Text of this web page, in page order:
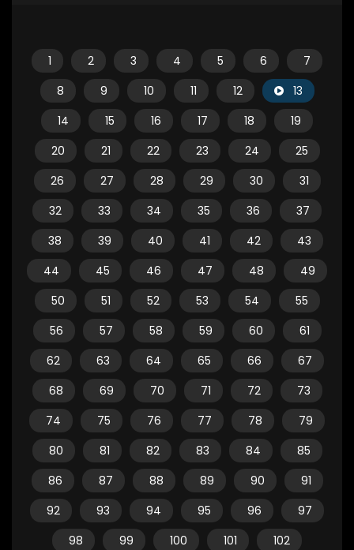
1 2 3 4 5 6
7
8
9 10 11 12
13
14
15 16 17 18
19
20
21 22 23 24
25
26
27 28 29 30
31
32
33 34 35 36
37
38
39 40 41 42
43
44
45 46 47 48
49
50
51 52 53 54
55
56
57 58 59 60
61
62
63 64 65 66
67
68
69 70 71 72
73
74
75 76 77 78
79
80
81 82 83 84
85
86
87 88 89 90
91
92
93 94 95 96
97
98
99 100 101
102